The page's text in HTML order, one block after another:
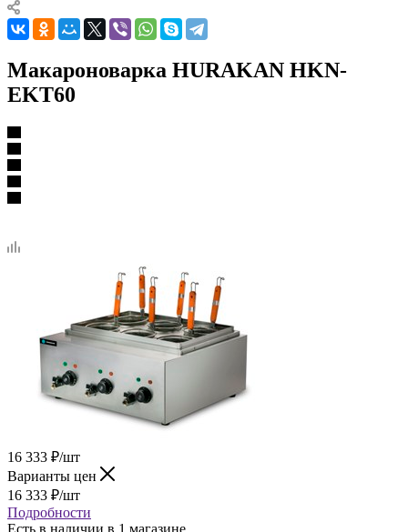
Макароноварка HURAKAN HKN-
EKT60
16 333 ₽/шт
Варианты цен
16 333 ₽/шт
Подробности
Есть в наличии в 1 магазине